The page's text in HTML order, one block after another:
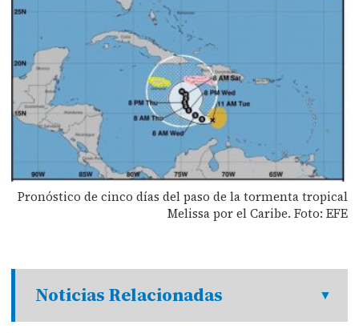
Pronóstico de cinco días del paso de la tormenta tropical
Melissa por el Caribe. Foto: EFE
Noticias Relacionadas